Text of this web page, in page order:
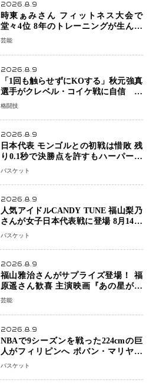
2026.8.9
時東ぁみさん フィットネス大会で
堂々4位 8年のトレーニングが生んだ
健康美「4位になってホッとしていま
芸能
2026.8.9
「1回も触らせずにKOする」秋元強真
選手がクレベル・コイケ戦に自信 青
木真也と2カ月の寝技対策「引き込ま
格闘技
2026.8.9
日本代表 モンゴルとの初戦は惜敗 残
り0.1秒で決勝点を許すもハーパージ
ュニア15得点 カーク18得点と存在感
バスケット
2026.8.9
人気アイドルCANDY TUNE 福山梨乃
さんが女子日本代表戦に登場 8月14日
「三井不動産カップ」でスペシャルゲ
バスケット
2026.8.9
福山雅治さんがサプライズ登場！ 福
原遥さん歓喜 主演映画『あの星が降
る丘で、君とまた出会いたい。』舞台
芸能
2026.8.9
NBAで9シーズンを戦った224cmの巨
人がフィリピンへ ボバン・マリヤノ
ビッチ ジョーンズカップで新たな挑
バスケット